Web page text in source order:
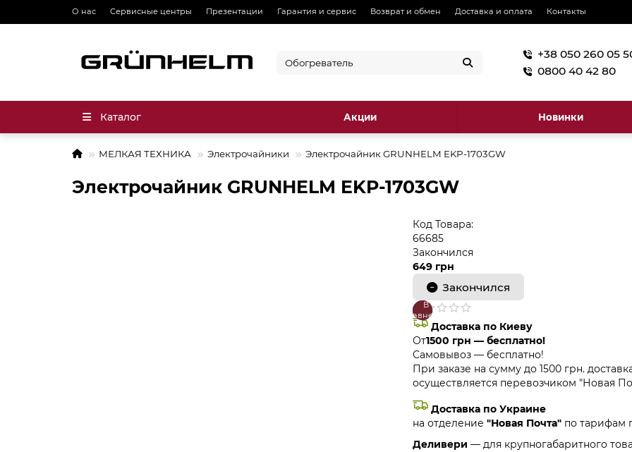
О нас Сервисные центры Презентации Гарантия и сервис Возврат и обмен Доставка и оплата Контакты
+38 050 260 05
0800 40 42 80
Каталог Акции Новинки
МЕЛКАЯ ТЕХНИКА Электрочайники Электрочайник GRUNHELM EKP-1703GW
Электрочайник GRUNHELM EKP-1703GW
Код Товара:
66685
Закончился
649 грн
Закончился
В
закладки
В
сравнение
Доставка по Киеву
От1500 грн — бесплатно!
Самовывоз — бесплатно!
При заказе на сумму до 1500 грн.
осуществляется перевозчиком "Новая
Доставка по Украине
на отделение"Новая Почта" по тарифам
Деливери — для крупногабаритного